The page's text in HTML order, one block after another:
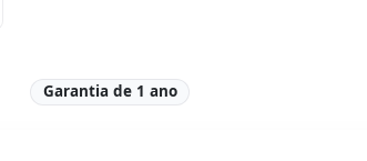
Garantia de 1 ano